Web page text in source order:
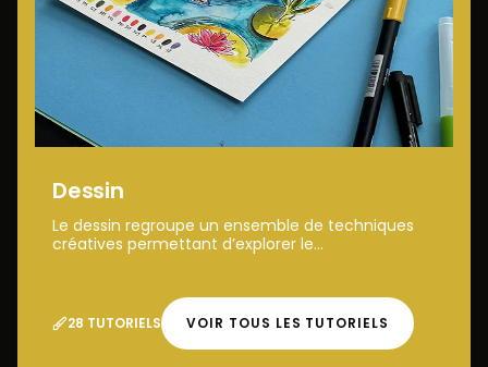
Dessin
Le dessin regroupe un ensemble de techniques
créatives permettant d’explorer le...
28 TUTORIELS VOIR TOUS LES TUTORIELS